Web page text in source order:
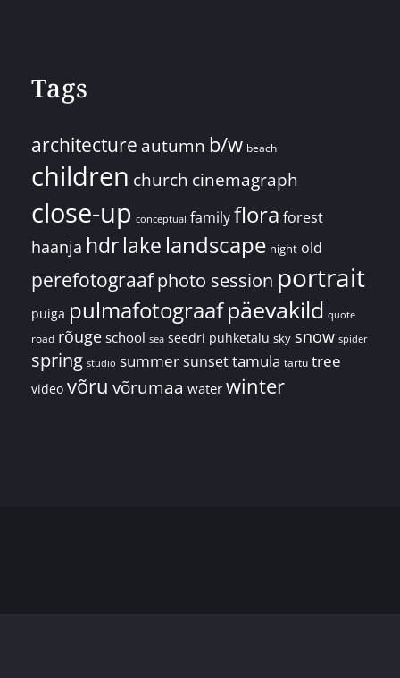
Tags
architecture autumn b/w beach
children church cinemagraph
close-up conceptual familyflora forest
haanja hdrlake landscape night old
perefotograafphoto session portrait
puiga pulmafotograafpäevakild quote
road rõuge school sea seedri puhketalu sky snow spider
spring studio summersunsettamula tartu tree
video võru võrumaa water winter